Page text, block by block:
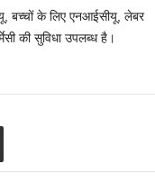
बच्चों के लिए एनआईसीयू, लेबर
की सुविधा उपलब्ध है।